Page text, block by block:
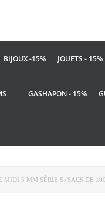
BIJOUX -15% JOUETS - 15%
GASHAPON - 15%
MIDI 5 MM SÉRIE S (SACS DE